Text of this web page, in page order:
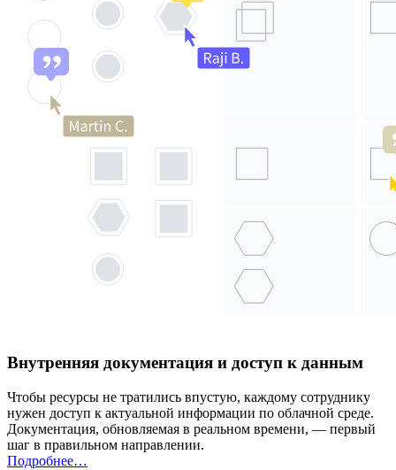
Внутренняя документация и доступ к данным
Чтобы ресурсы не тратились впустую, каждому сотруднику
нужен доступ к актуальной информации по облачной среде.
Документация, обновляемая в реальном времени, — первый
шаг в правильном направлении.
Подробнее…